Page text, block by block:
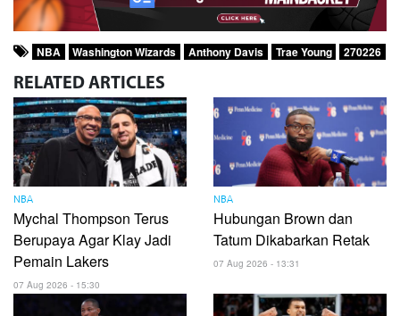
NBA Washington Wizards Anthony Davis Trae Young 270226
RELATED ARTICLES
NBA
Mychal Thompson Terus
Berupaya Agar Klay Jadi
Pemain Lakers
07 Aug 2026 - 15:30
NBA
Hubungan Brown dan
Tatum Dikabarkan Retak
07 Aug 2026 - 13:31